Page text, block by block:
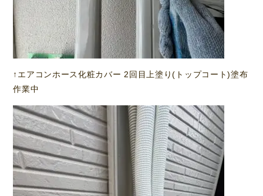
↑エアコンホース化粧カバー 2回目上塗り(トップコート)塗布
作業中